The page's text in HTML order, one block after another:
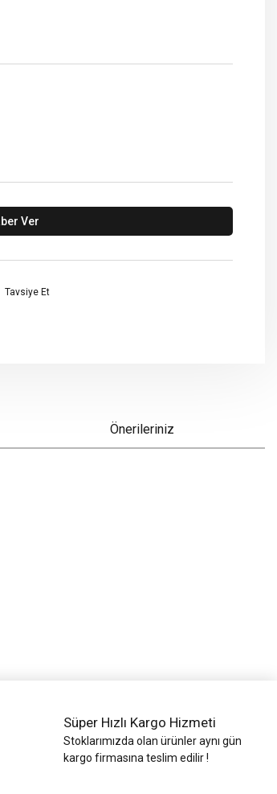
Ver
Tavsiye Et
Önerileriniz
Süper Hızlı Kargo Hizmeti
Stoklarımızda olan ürünler aynı gün
kargo firmasına teslim edilir !